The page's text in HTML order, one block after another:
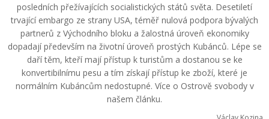
posledních přežívajících socialistických států světa. Desetiletí
trvající embargo ze strany USA, téměř nulová podpora bývalých
partnerů z Východního bloku a žalostná úroveň ekonomiky
dopadají především na životní úroveň prostých Kubánců. Lépe se
daří těm, kteří mají přístup k turistům a dostanou se ke
konvertibilnímu pesu a tím získají přístup ke zboží, které je
normálním Kubáncům nedostupné. Více o Ostrově svobody v
našem článku.